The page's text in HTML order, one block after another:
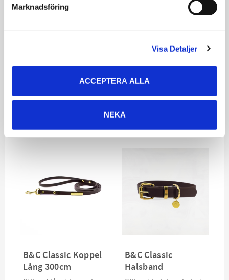
Marknadsföring
Visa Detaljer
ACCEPTERA ALLA
NEKA
B&C Classic Koppel
Lång 300cm
B&C Classic
Halsband